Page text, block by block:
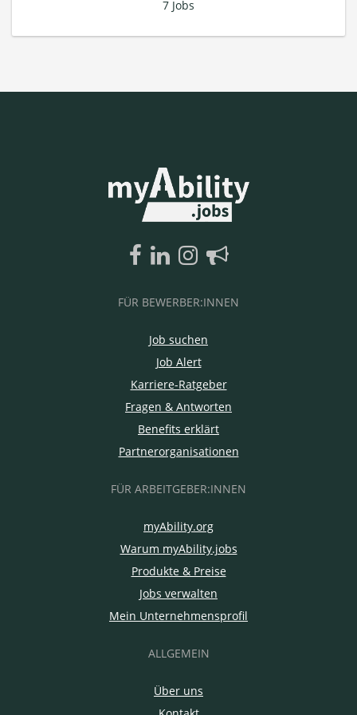
7 Jobs
FÜR BEWERBER:INNEN
Job suchen
Job Alert
Karriere-Ratgeber
Fragen & Antworten
Benefits erklärt
Partnerorganisationen
FÜR ARBEITGEBER:INNEN
myAbility.org
Warum myAbility.jobs
Produkte & Preise
Jobs verwalten
Mein Unternehmensprofil
ALLGEMEIN
Über uns